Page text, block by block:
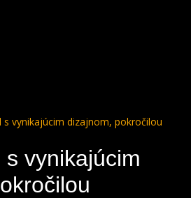
s vynikajúcim dizajnom, pokročilou
vynikajúcim